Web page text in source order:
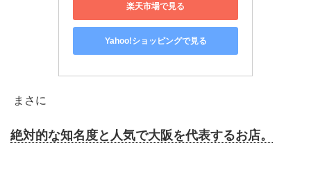
楽天市場で見る
Yahoo!ショッピングで見る
まさに
絶対的な知名度と人気で大阪を代表するお店。